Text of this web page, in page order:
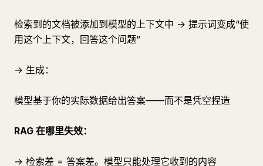
检索到的文档被添加到模型的上下文中 → 提示词变成“使
用这个上下文，回答这个问题”
→ 生成：
模型基于你的实际数据给出答案——而不是凭空捏造
RAG 在哪里失效：
→ 检索差 = 答案差。模型只能处理它收到的内容